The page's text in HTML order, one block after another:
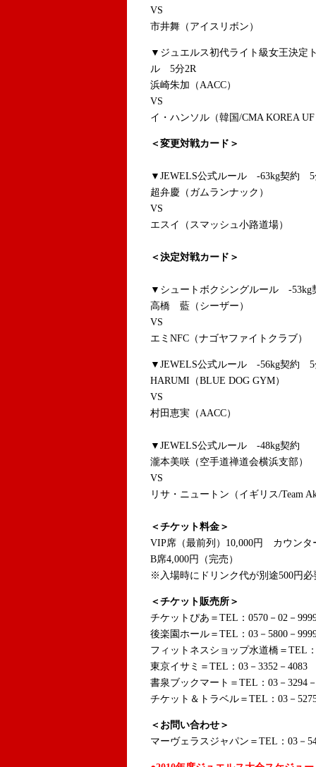
VS
市井舞（アイスリボン）
▼ジュエルス初代ライト級女王決定
ル 5分2R
浜崎朱加（AACC）
VS
イ・ハンソル（韓国/CMA KOREA
＜変更対戦カード＞
▼JEWELS公式ルール -63kg契約 5
超弁慶（ガムランナック）
VS
エスイ（スマッシュ小路道場）
＜決定対戦カード＞
▼シュートボクシングルール -53kg
高橋 藍（シーザー）
VS
エミNFC（ナゴヤファイトクラブ）
▼JEWELS公式ルール -56kg契約 5
HARUMI（BLUE DOG GYM）
VS
村田恵実（AACC）
▼JEWELS公式ルール -48kg契約
瀧本美咲（空手道禅道会横浜支部）
VS
リサ・ニュートン（イギリス/Team
＜チケット料金＞
VIP席（最前列）10,000円 カウン
B席4,000円（完売）
※入場時にドリンク代が別途500円
＜チケット販売所＞
チケットぴあ＝TEL：0570－02－
後楽園ホール＝TEL：03－5800－
フィットネスショップ水道橋＝TEL
東京イサミ＝TEL：03－3352－4083
書泉ブックマート＝TEL：03－3294
チケット＆トラベル＝TEL：03－
＜お問い合わせ＞
マーヴェラスジャパン＝TEL：03－